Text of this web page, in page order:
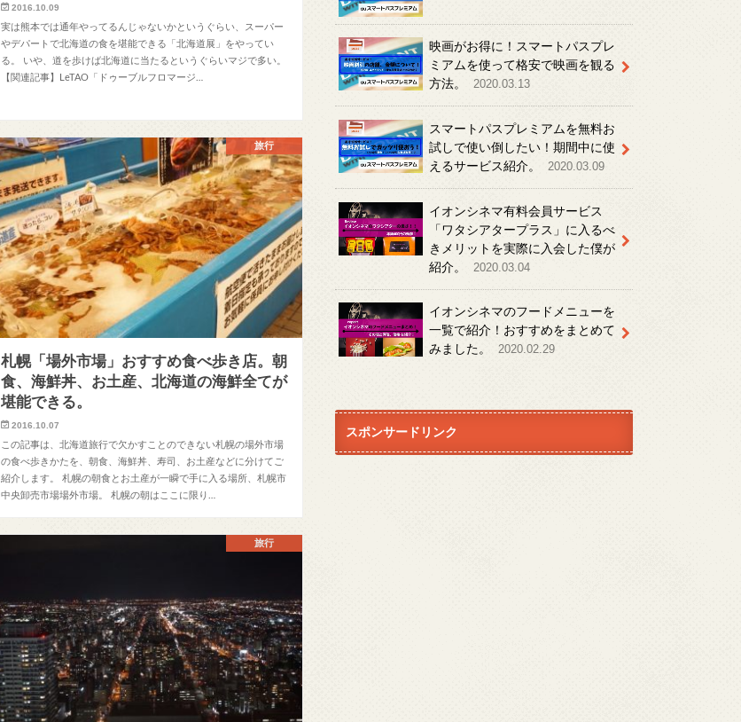
2016.10.09
実は熊本では通年やってるんじゃないかというぐらい、スーパー
やデパートで北海道の食を堪能できる「北海道展」をやってい
る。 いや、道を歩けば北海道に当たるというぐらいマジで多い。
【関連記事】LeTAO「ドゥーブルフロマージ…
旅行
札幌「場外市場」おすすめ食べ歩き店。朝
食、海鮮丼、お土産、北海道の海鮮全てが
堪能できる。
2016.10.07
この記事は、北海道旅行で欠かすことのできない札幌の場外市場
の食べ歩きかたを、朝食、海鮮丼、寿司、お土産などに分けてご
紹介します。 札幌の朝食とお土産が一瞬で手に入る場所、札幌市
中央卸売市場場外市場。 札幌の朝はここに限り…
旅行
映画がお得に！スマートパスプレ
ミアムを使って格安で映画を観る
方法。
2020.03.13
スマートパスプレミアムを無料お
試しで使い倒したい！期間中に使
えるサービス紹介。
2020.03.09
イオンシネマ有料会員サービス
「ワタシアタープラス」に入るべ
きメリットを実際に入会した僕が
紹介。
2020.03.04
イオンシネマのフードメニューを
一覧で紹介！おすすめをまとめて
みました。
2020.02.29
スポンサードリンク